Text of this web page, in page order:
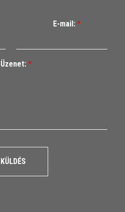
E-mail: *
Üzenet: *
KÜLDÉS